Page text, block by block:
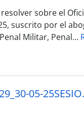
resolver sobre el
suscrito por el
Militar, Penal…
003_RESUMEN